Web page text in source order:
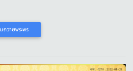
ถวายพระพร